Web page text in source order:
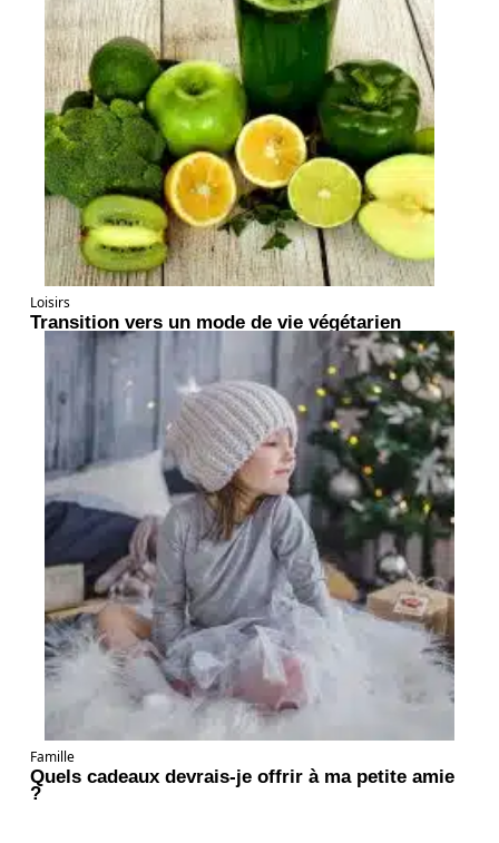
Loisirs
Transition vers un mode de vie végétarien
Famille
Quels cadeaux devrais-je offrir à ma petite amie
?